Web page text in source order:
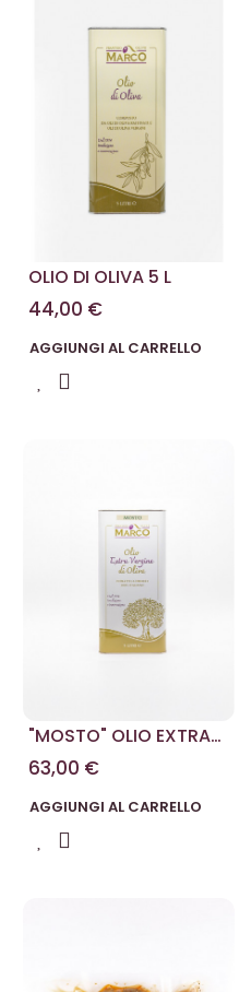
OLIO DI OLIVA 5 L
44,00 €
AGGIUNGI AL CARRELLO
"MOSTO" OLIO EXTRA
VERGINE DI OLIVA 5 L
63,00 €
AGGIUNGI AL CARRELLO